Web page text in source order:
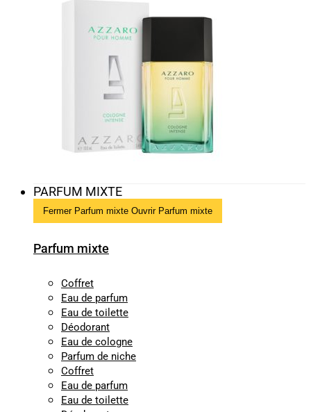
PARFUM MIXTE
Fermer Parfum mixte Ouvrir Parfum mixte
Parfum mixte
Coffret
Eau de parfum
Eau de toilette
Déodorant
Eau de cologne
Parfum de niche
Coffret
Eau de parfum
Eau de toilette